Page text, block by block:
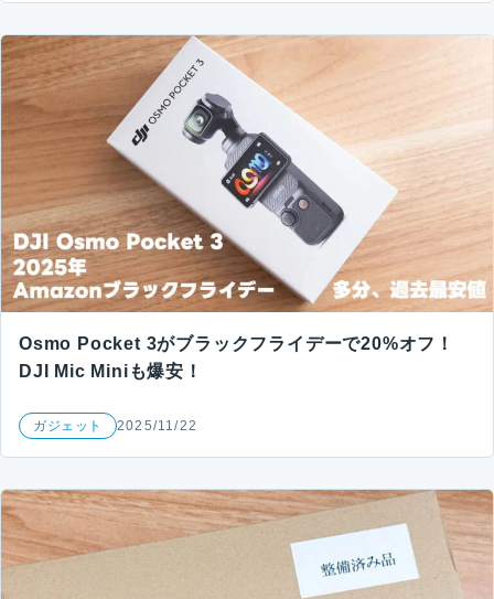
Osmo Pocket 3がブラックフライデーで20%オフ！
DJI Mic Miniも爆安！
ガジェット 2025/11/22